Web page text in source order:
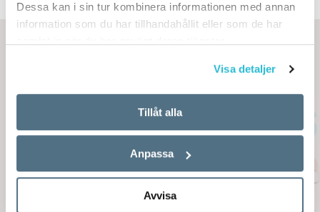
Dessa kan i sin tur kombinera informationen med annan
information som du har tillhandahållit eller som de har
Visa detaljer
Tillåt alla
Anpassa
Avvisa